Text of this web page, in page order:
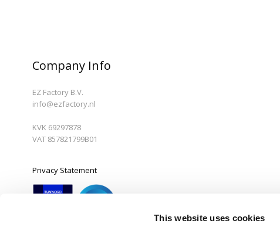
This website uses cookies
Company Info
EZ Factory B.V.
info@ezfactory.nl
KVK 69297878
VAT 857821799B01
Privacy Statement